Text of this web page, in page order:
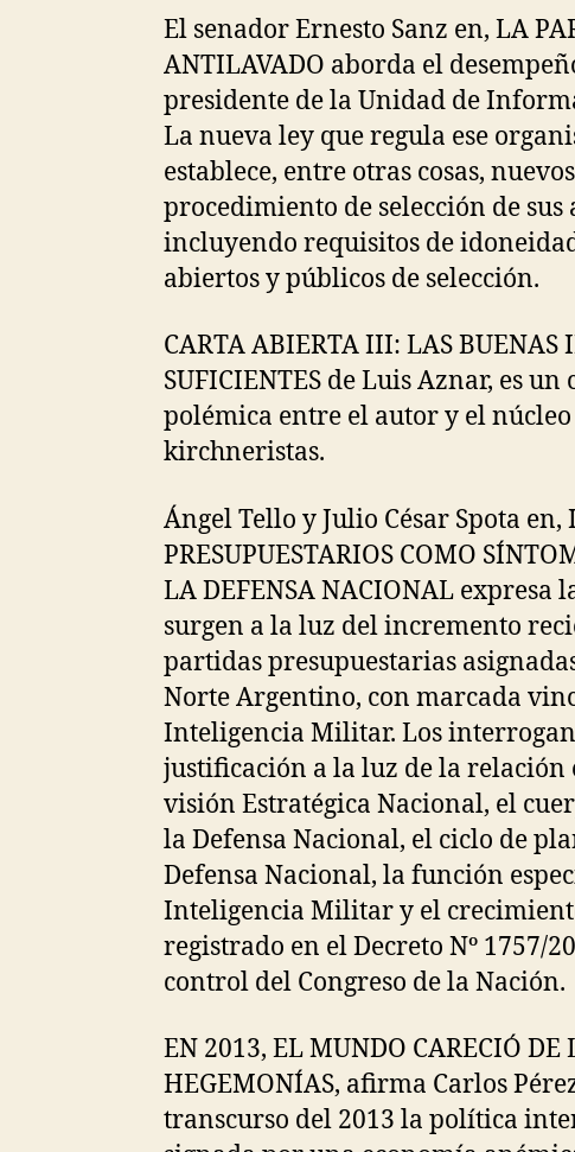
El senador Ernesto Sanz en, LA
ANTILAVADO aborda el
presidente de la Unidad de
La nueva ley que regula ese
establece, entre otras cosas,
procedimiento de selección de sus
incluyendo requisitos de
abiertos y públicos de selección.
CARTA ABIERTA III: LAS BUENAS
SUFICIENTES de Luis Aznar, es
polémica entre el autor y el
kirchneristas.
Ángel Tello y Julio César Spota en,
PRESUPUESTARIOS COMO
LA DEFENSA NACIONAL expresa
surgen a la luz del incremento
partidas presupuestarias
Norte Argentino, con marcada
Inteligencia Militar. Los
justificación a la luz de la relación
visión Estratégica Nacional, el
la Defensa Nacional, el ciclo de
Defensa Nacional, la función
Inteligencia Militar y el
registrado en el Decreto Nº 1757/
control del Congreso de la Nación.
EN 2013, EL MUNDO CARECIÓ DE
HEGEMONÍAS, afirma Carlos
transcurso del 2013 la política